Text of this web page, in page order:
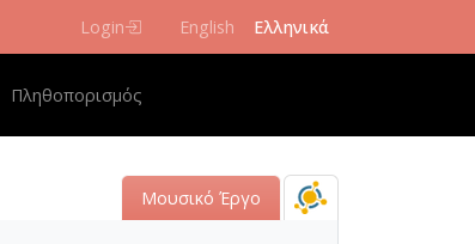
Login English Ελληνικά
Πληθοπορισμός
Μουσικό Έργο